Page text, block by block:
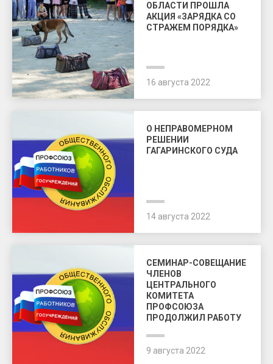
ОБЛАСТИ ПРОШЛА
АКЦИЯ «ЗАРЯДКА СО
СТРАЖЕМ ПОРЯДКА»
16 августа 2022
О НЕПРАВОМЕРНОМ
РЕШЕНИИ
ГАГАРИНСКОГО СУДА
14 августа 2022
СЕМИНАР-СОВЕЩАНИЕ
ЧЛЕНОВ
ЦЕНТРАЛЬНОГО
КОМИТЕТА
ПРОФСОЮЗА
ПРОДОЛЖИЛ РАБОТУ
9 августа 2022